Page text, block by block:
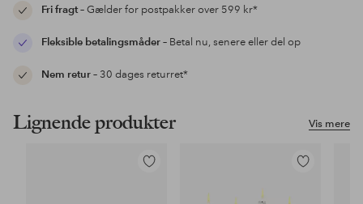
Fri fragt– Gælder for postpakker over 599 kr*
Fleksible betalingsmåder– Betal nu, senere eller del op
Nem retur– 30 dages returret*
Vis mere
Lignende produkter
Tilføj
Tilføj